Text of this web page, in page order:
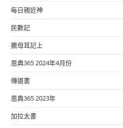
每日親近神
民數記
撒母耳記上
恩典365 2024年4月份
傳道書
恩典365 2023年
加拉太書